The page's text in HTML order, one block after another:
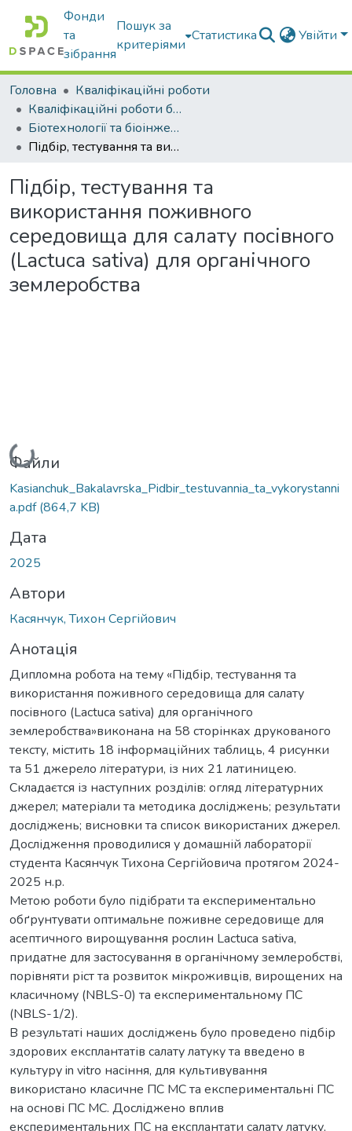
Фонди
та
зібрання
Пошук за
критеріями
Статистика Увійти
Головна
Кваліфікаційні роботи
Кваліфікаційні роботи бакалаврів
Біотехнології та біоінженерія
Підбір, тестування та використання поживного середовища для салату посівного (Lactuca sativa) для органічного землеробства
Підбір, тестування та
використання поживного
середовища для салату посівного
(Lactuca sativa) для органічного
землеробства
Вантажиться...
Файли
Kasianchuk_Bakalavrska_Pidbir_testuvannia_ta_vykorystanni
a.pdf(864,7 KB)
Дата
2025
Автори
Касянчук, Тихон Сергійович
Анотація
Дипломна робота на тему «Підбір, тестування та
використання поживного середовища для салату
посівного (Lactuca sativa) для органічного
землеробства»виконана на 58 сторінках друкованого
тексту, містить 18 інформаційних таблиць, 4 рисунки
та 51 джерело літератури, із них 21 латиницею.
Складаєтся із наступних розділів: огляд літературних
джерел; матеріали та методика досліджень; результати
досліджень; висновки та список використаних джерел.
Дослідження проводилися у домашній лабораторії
студента Касянчук Тихона Сергійовича протягом 2024-
2025 н.р.
Метою роботи було підібрати та експериментально
обґрунтувати оптимальне поживне середовище для
асептичного вирощування рослин Lactuca sativa,
придатне для застосування в органічному землеробстві,
порівняти ріст та розвиток мікроживців, вирощених на
класичному (NBLS-0) та експериментальному ПС
(NBLS-1/2).
В результаті наших досліджень було проведено підбір
здорових експлантатів салату латуку та введено в
культуру in vitro насіння, для культивування
використано класичне ПС МС та експериментальні ПС
на основі ПС МС. Досліджено вплив
експериментальних ПС на експлантати салату латуку,